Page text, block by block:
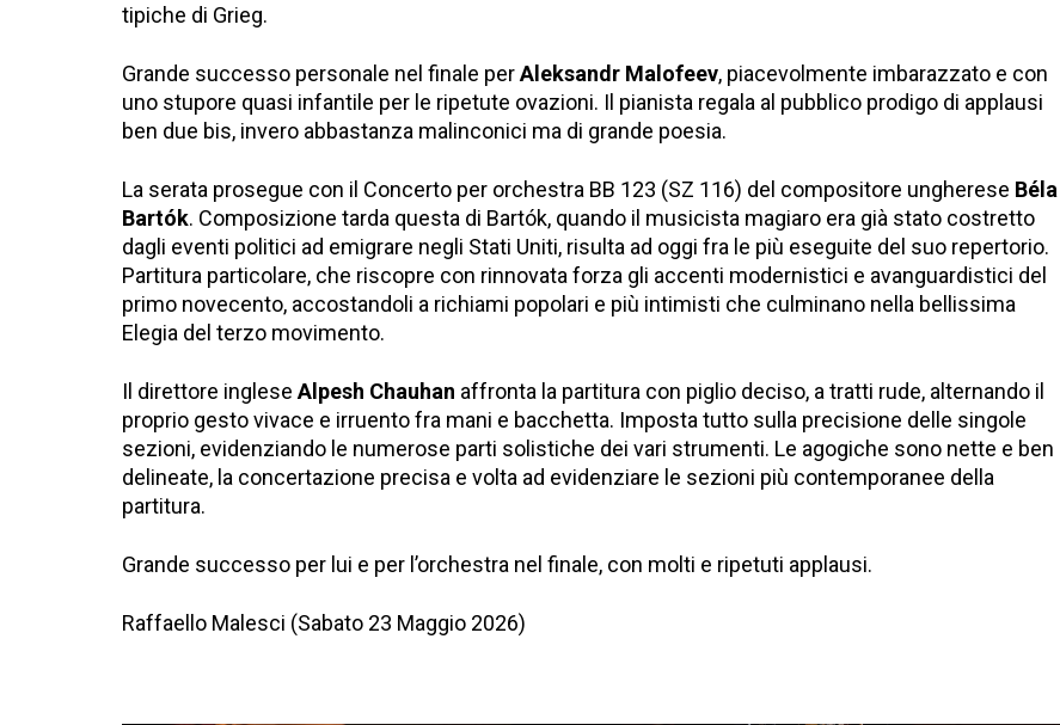
tipiche di Grieg.
Grande successo personale nel finale perAleksandr Malofeev, piacevolmente imbarazzato e con
uno stupore quasi infantile per le ripetute ovazioni. Il pianista regala al pubblico prodigo di applausi
ben due bis, invero abbastanza malinconici ma di grande poesia.
La serata prosegue con il Concerto per orchestra BB 123 (SZ 116) del compositore ungherese Béla
Bartók. Composizione tarda questa di Bartók, quando il musicista magiaro era già stato costretto
dagli eventi politici ad emigrare negli Stati Uniti, risulta ad oggi fra le più eseguite del suo repertorio.
Partitura particolare, che riscopre con rinnovata forza gli accenti modernistici e avanguardistici del
primo novecento, accostandoli a richiami popolari e più intimisti che culminano nella bellissima
Elegia del terzo movimento.
Il direttore inglese Alpesh Chauhan affronta la partitura con piglio deciso, a tratti rude, alternando il
proprio gesto vivace e irruento fra mani e bacchetta. Imposta tutto sulla precisione delle singole
sezioni, evidenziando le numerose parti solistiche dei vari strumenti. Le agogiche sono nette e ben
delineate, la concertazione precisa e volta ad evidenziare le sezioni più contemporanee della
partitura.
Grande successo per lui e per l’orchestra nel finale, con molti e ripetuti applausi.
Raffaello Malesci (Sabato 23 Maggio 2026)